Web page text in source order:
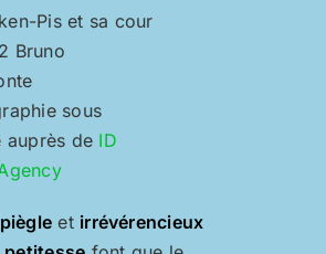
Pis et sa cour
Bruno
sous
auprès de ID
et irrévérencieux